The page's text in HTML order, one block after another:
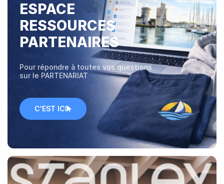
ESPACE
RESSOURCES
PARTENAIRES
Pour répondre à toutes vos questions
sur le PARTENARIAT
C'EST ICI